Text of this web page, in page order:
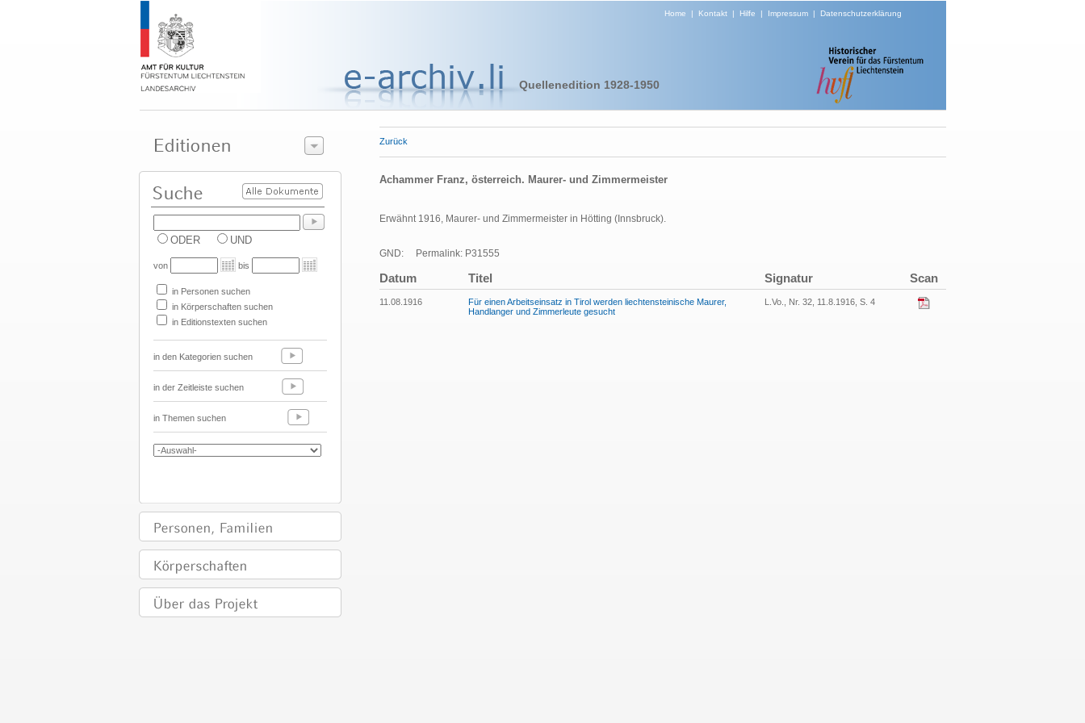
Home | Kontakt| Hilfe | Impressum| Datenschutzerklärung
Quellenedition 1928-1950
ODER UND
von bis
in Personen suchen
in Körperschaften suchen
in Editionstexten suchen
in den Kategorien suchen
in der Zeitleiste suchen
in Themen suchen
Zurück
Achammer Franz, österreich. Maurer- und Zimmermeister
Erwähnt 1916, Maurer- und Zimmermeister in Hötting (Innsbruck).
GND: Permalink: P31555
Datum Titel Signatur Scan
11.08.1916
Für einen Arbeitseinsatz in Tirol werden liechtensteinische Maurer,
Handlanger und Zimmerleute gesucht
L.Vo., Nr. 32, 11.8.1916, S. 4